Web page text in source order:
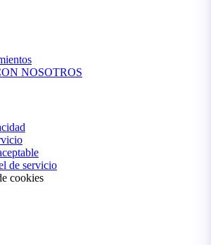
NOSOTROS
de servicio
cookies